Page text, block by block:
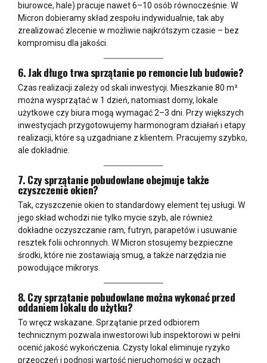
biurowce, hale) pracuje nawet 6–10 osób równocześnie. W
Micron dobieramy skład zespołu indywidualnie, tak aby
zrealizować zlecenie w możliwie najkrótszym czasie – bez
kompromisu dla jakości.
6. Jak długo trwa sprzątanie po remoncie lub budowie?
Czas realizacji zależy od skali inwestycji. Mieszkanie 80 m²
można wysprzątać w 1 dzień, natomiast domy, lokale
użytkowe czy biura mogą wymagać 2–3 dni. Przy większych
inwestycjach przygotowujemy harmonogram działań i etapy
realizacji, które są uzgadniane z klientem. Pracujemy szybko,
ale dokładnie.
7. Czy sprzątanie pobudowlane obejmuje także
czyszczenie okien?
Tak, czyszczenie okien to standardowy element tej usługi. W
jego skład wchodzi nie tylko mycie szyb, ale również
dokładne oczyszczanie ram, futryn, parapetów i usuwanie
resztek folii ochronnych. W Micron stosujemy bezpieczne
środki, które nie zostawiają smug, a także narzędzia nie
powodujące mikrorys.
8. Czy sprzątanie pobudowlane można wykonać przed
oddaniem lokalu do użytku?
To wręcz wskazane. Sprzątanie przed odbiorem
technicznym pozwala inwestorowi lub inspektorowi w pełni
ocenić jakość wykończenia. Czysty lokal eliminuje ryzyko
przeoczeń i podnosi wartość nieruchomości w oczach